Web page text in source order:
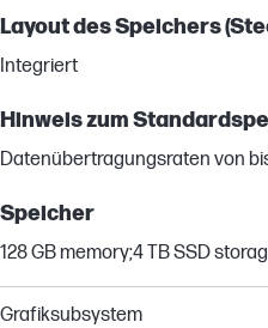
Layout des Speichers
Integriert
Hinweis zum
Datenübertragungsraten von
Speicher
128 GB memory;4 TB SSD
Grafiksubsystem